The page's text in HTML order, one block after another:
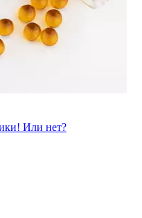
Или нет?